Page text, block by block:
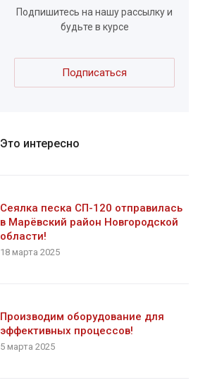
Подпишитесь на нашу рассылку и
будьте в курсе
Подписаться
Это интересно
Сеялка песка СП-120 отправилась
в Марёвский район Новгородской
области!
18 марта 2025
Производим оборудование для
эффективных процессов!
5 марта 2025